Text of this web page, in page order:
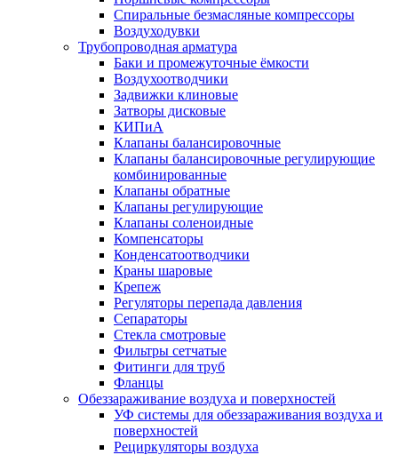
Спиральные безмасляные компрессоры
Воздуходувки
Трубопроводная арматура
Баки и промежуточные ёмкости
Воздухоотводчики
Задвижки клиновые
Затворы дисковые
КИПиА
Клапаны балансировочные
Клапаны балансировочные регулирующие
комбинированные
Клапаны обратные
Клапаны регулирующие
Клапаны соленоидные
Компенсаторы
Конденсатоотводчики
Краны шаровые
Крепеж
Регуляторы перепада давления
Сепараторы
Стекла смотровые
Фильтры сетчатые
Фитинги для труб
Фланцы
Обеззараживание воздуха и поверхностей
УФ системы для обеззараживания воздуха и
поверхностей
Рециркуляторы воздуха